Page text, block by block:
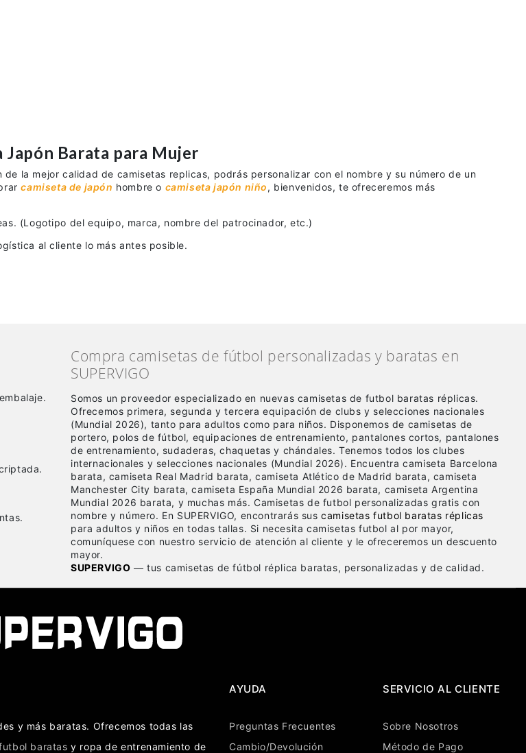
Japón Barata para Mujer
de la mejor calidad de camisetas replicas, podrás personalizar con el nombre y su número de un
camiseta de japón hombre o camiseta japón niño, bienvenidos, te ofreceremos más
(Logotipo del equipo, marca, nombre del patrocinador, etc.)
al cliente lo más antes posible.
Compra camisetas de fútbol personalizadas y baratas en
SUPERVIGO
Somos un proveedor especializado en nuevas camisetas de futbol baratas réplicas.
Ofrecemos primera, segunda y tercera equipación de clubs y selecciones nacionales
(Mundial 2026), tanto para adultos como para niños. Disponemos de camisetas de
portero, polos de fútbol, equipaciones de entrenamiento, pantalones cortos, pantalones
de entrenamiento, sudaderas, chaquetas y chándales. Tenemos todos los clubes
internacionales y selecciones nacionales (Mundial 2026). Encuentra camiseta Barcelona
barata, camiseta Real Madrid barata, camiseta Atlético de Madrid barata, camiseta
Manchester City barata, camiseta España Mundial 2026 barata, camiseta Argentina
Mundial 2026 barata, y muchas más. Camisetas de futbol personalizadas gratis con
nombre y número. En SUPERVIGO, encontrarás suscamisetas futbol baratas réplicas
para adultos y niños en todas tallas. Si necesita camisetas futbol al por mayor,
comuníquese con nuestro servicio de atención al cliente y le ofreceremos un descuento
mayor.
SUPERVIGO — tus camisetas de fútbol réplica baratas, personalizadas y de calidad.
y más baratas. Ofrecemos todas las
baratas y ropa de entrenamiento de
AYUDA
Preguntas Frecuentes
Cambio/Devolución
SERVICIO AL CLIENTE
Sobre Nosotros
Método de Pago